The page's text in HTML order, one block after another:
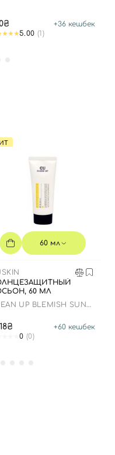
+36 кешбек
5.00 (1)
60 мл
60 МЛ
UP BLEMISH SUN
+60 кешбек
0 (0)
регистрации, вы
соглашения
e-mail